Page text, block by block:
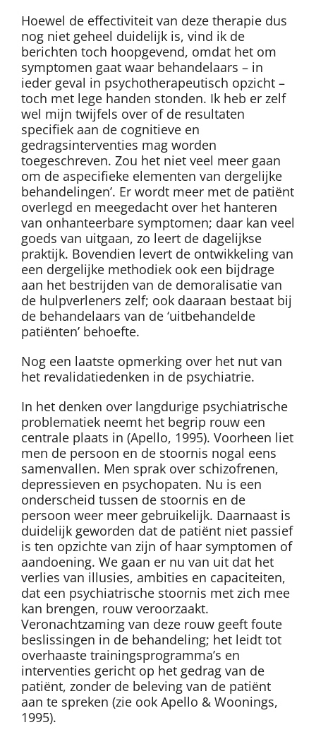
Hoewel de effectiviteit van deze therapie dus
nog niet geheel duidelijk is, vind ik de
berichten toch hoopgevend, omdat het om
symptomen gaat waar behandelaars – in
ieder geval in psychotherapeutisch opzicht –
toch met lege handen stonden. Ik heb er zelf
wel mijn twijfels over of de resultaten
specifiek aan de cognitieve en
gedragsinterventies mag worden
toegeschreven. Zou het niet veel meer gaan
om de aspecifieke elementen van dergelijke
behandelingen’. Er wordt meer met de patiënt
overlegd en meegedacht over het hanteren
van onhanteerbare symptomen; daar kan veel
goeds van uitgaan, zo leert de dagelijkse
praktijk. Bovendien levert de ontwikkeling van
een dergelijke methodiek ook een bijdrage
aan het bestrijden van de demoralisatie van
de hulpverleners zelf; ook daaraan bestaat bij
de behandelaars van de ‘uitbehandelde
patiënten’ behoefte.
Nog een laatste opmerking over het nut van
het revalidatiedenken in de psychiatrie.
In het denken over langdurige psychiatrische
problematiek neemt het begrip rouw een
centrale plaats in (Apello, 1995). Voorheen liet
men de persoon en de stoornis nogal eens
samenvallen. Men sprak over schizofrenen,
depressieven en psychopaten. Nu is een
onderscheid tussen de stoornis en de
persoon weer meer gebruikelijk. Daarnaast is
duidelijk geworden dat de patiënt niet passief
is ten opzichte van zijn of haar symptomen of
aandoening. We gaan er nu van uit dat het
verlies van illusies, ambities en capaciteiten,
dat een psychiatrische stoornis met zich mee
kan brengen, rouw veroorzaakt.
Veronachtzaming van deze rouw geeft foute
beslissingen in de behandeling; het leidt tot
overhaaste trainingsprogramma’s en
interventies gericht op het gedrag van de
patiënt, zonder de beleving van de patiënt
aan te spreken (zie ook Apello & Woonings,
1995).